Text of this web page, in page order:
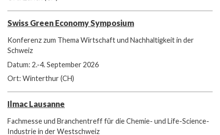
Swiss Green Economy Symposium
Konferenz zum Thema Wirtschaft und Nachhaltigkeit in der
Schweiz
Datum: 2.-4. September 2026
Ort: Winterthur (CH)
Ilmac Lausanne
Fachmesse und Branchentreff für die Chemie- und Life-Science-
Industrie in der Westschweiz